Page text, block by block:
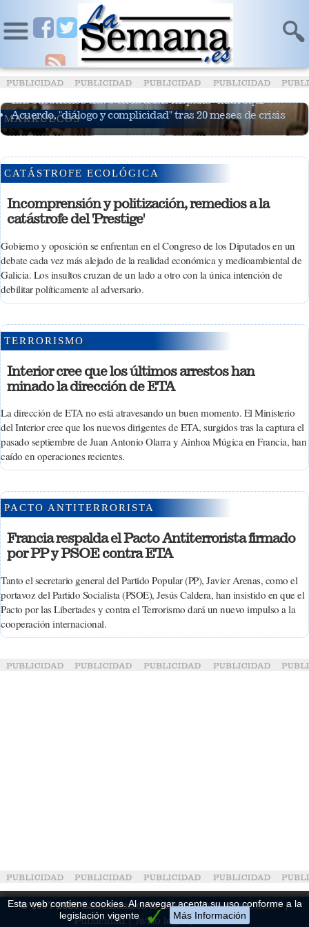
Esta web contiene cookies. Al navegar acepta su uso conforme a la
legislación vigente
Más Información
MARRUECOS
Palacio y Benaissa acuerdan restablecer las
relaciones bilaterales
Las cuestiones clave en la crisis hispano- marroquí
Acuerdo, "diálogo y complicidad" tras 20 meses de crisis
CATÁSTROFE ECOLÓGICA
Incomprensión y politización, remedios a la
catástrofe del 'Prestige'
Gobierno y oposición se enfrentan en el Congreso de los Diputados en un
debate cada vez más alejado de la realidad económica y medioambiental de
Galicia. Los insultos cruzan de un lado a otro con la única intención de
debilitar políticamente al adversario.
TERRORISMO
Interior cree que los últimos arrestos han
minado la dirección de ETA
La dirección de ETA no está atravesando un buen momento. El Ministerio
del Interior cree que los nuevos dirigentes de ETA, surgidos tras la captura el
pasado septiembre de Juan Antonio Olarra y Ainhoa Múgica en Francia, han
caído en operaciones recientes.
PACTO ANTITERRORISTA
Francia respalda el Pacto Antiterrorista firmado
por PP y PSOE contra ETA
Tanto el secretario general del Partido Popular (PP), Javier Arenas, como el
portavoz del Partido Socialista (PSOE), Jesús Caldera, han insistido en que el
Pacto por las Libertades y contra el Terrorismo dará un nuevo impulso a la
cooperación internacional.
© 1997-2026LaSemana.es&AGD
¿Quiénes somos?
Publicidad
Aviso legal Cookies